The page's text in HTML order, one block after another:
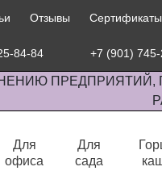
Отзывы Сертификаты
84-84 +7 (901)
Для
офиса
Для
сада